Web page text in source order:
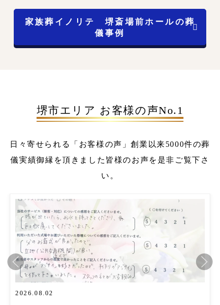
家族葬イノリテ 堺斎場前ホールの葬
儀事例
堺市エリア お客様の声No.1
日々寄せられる「お客様の声」創業以来5000件の葬
儀実績御縁を頂きました皆様のお声を是非ご覧下さ
い。